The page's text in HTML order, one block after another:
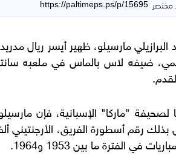
مختصر
مارسيلو، ظهير أيسر ريال
.
بذلك رقم أسطورة الفريق،
في الفترة ما بين 1953 و1964
.